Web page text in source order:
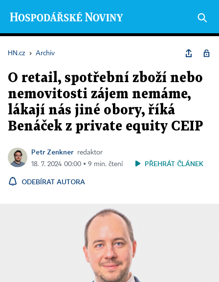
HN.cz › Archiv
O retail, spotřební zboží nebo
nemovitosti zájem nemáme,
lákají nás jiné obory, říká
Benáček z private equity CEIP
Petr Zenkner
redaktor
18. 7. 2024 00:00 ▪ 9 min. čtení
PŘEHRÁT ČLÁNEK
ODEBÍRAT AUTORA